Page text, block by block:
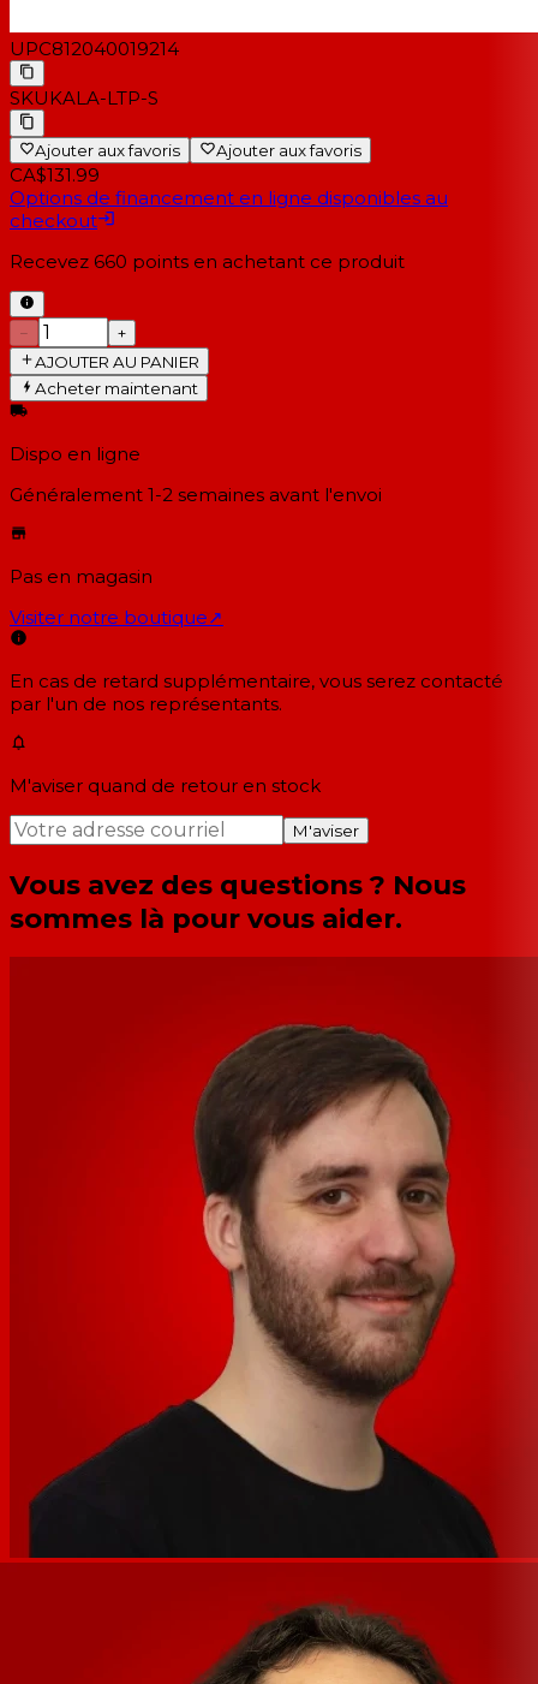
UPC812040019214
SKUKALA-LTP-S
Ajouter aux favoris Ajouter aux favoris
CA$131.99
Options de financement en ligne disponibles au
checkout
Recevez 660 points en achetant ce produit
−
+
AJOUTER AU PANIER
Acheter maintenant
Dispo en ligne
Généralement 1-2 semaines avant l'envoi
Pas en magasin
Visiter notre boutique↗
En cas de retard supplémentaire, vous serez contacté
par l'un de nos représentants.
M'aviser quand de retour en stock
M'aviser
Vous avez des questions ? Nous
sommes là pour vous aider.